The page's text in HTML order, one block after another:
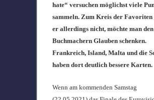
hate“ versuchen möglichst viele
sammeln. Zum Kreis der Favoriten
er allerdings nicht, möchte man den
Buchmachern Glauben schenken.
Frankreich, Island, Malta und die
haben dort deutlich bessere Karten.
Wenn am kommenden Samstag